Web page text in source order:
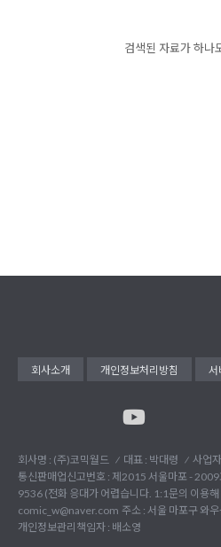
검색된 자료가 하나
회사소개 개인정보처리방침 서
회사명 : (주)코믹월드 대표 : 박대령
사업
통신판매업신고번호 : 제2015 서울마포 - 2009
9536 (전화 응대가 어렵습니다. 1:1문의 이용해
comic_w@naver.com 주소 : 서울 마포구 와
개인정보관리책임자 : 배소영